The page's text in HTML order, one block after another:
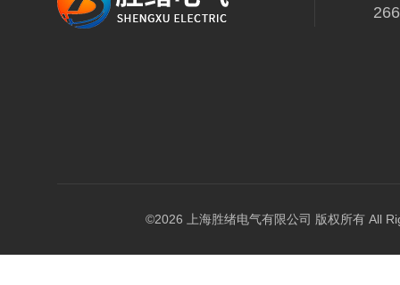
©2026 上海胜绪电气有限公司 版权所有 All